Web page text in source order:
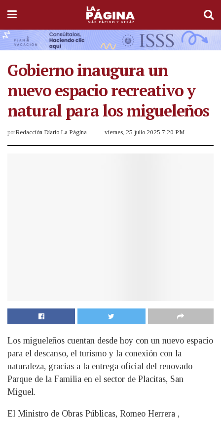
Gobierno inaugura un
nuevo espacio recreativo y
natural para los migueleños
porRedacción Diario La Página viernes, 25 julio 2025 7:20 PM
Los migueleños cuentan desde hoy con un nuevo espacio
para el descanso, el turismo y la conexión con la
naturaleza, gracias a la entrega oficial del renovado
Parque de la Familia en el sector de Placitas, San
Miguel.
El Ministro de Obras Públicas, Romeo Herrera ,